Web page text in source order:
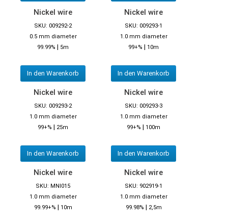
Nickel wire
SKU: 009292-2
0.5 mm diameter
99.99% | 5m
In den Warenkorb
Nickel wire
SKU: 009293-1
1.0 mm diameter
99+% | 10m
In den Warenkorb
Nickel wire
SKU: 009293-2
1.0 mm diameter
99+% | 25m
In den Warenkorb
Nickel wire
SKU: 009293-3
1.0 mm diameter
99+% | 100m
In den Warenkorb
Nickel wire
SKU: MNI015
1.0 mm diameter
99.99+% | 10m
Nickel wire
SKU: 902919-1
1.0 mm diameter
99.98% | 2,5m